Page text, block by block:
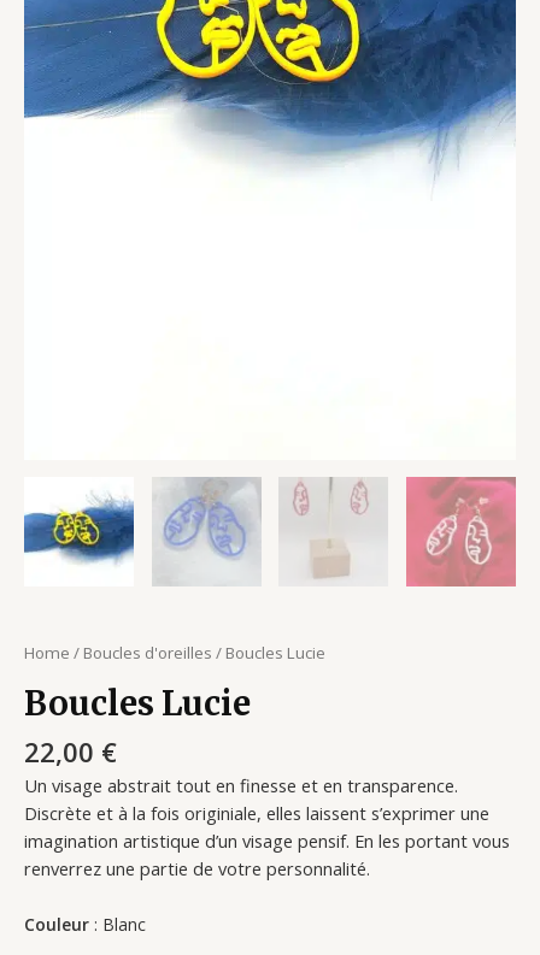
Home / Boucles d'oreilles / Boucles Lucie
Boucles Lucie
22,00 €
Un visage abstrait tout en finesse et en transparence.
Discrète et à la fois originiale, elles laissent s’exprimer une
imagination artistique d’un visage pensif. En les portant vous
renverrez une partie de votre personnalité.
Couleur Blanc